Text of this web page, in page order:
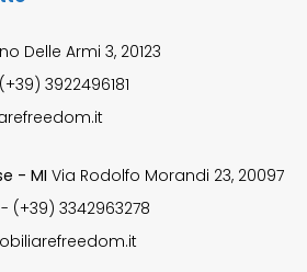
Delle Armi 3, 20123
3922496181
- MI Via Rodolfo Morandi 23, 20097
(+39) 3342963278